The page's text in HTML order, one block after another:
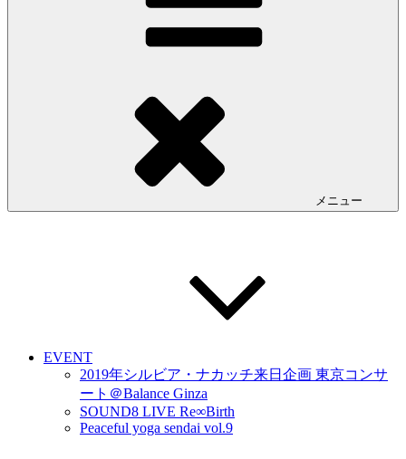
メニュー
EVENT
2019年シルビア・ナカッチ来日企画 東京コンサ
ート＠Balance Ginza
SOUND8 LIVE Re∞Birth
Peaceful yoga sendai vol.9